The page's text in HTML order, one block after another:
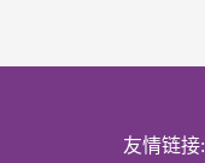
友情链接: